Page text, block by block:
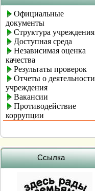
Официальные
документы
Структура учреждения
Доступная среда
Независимая оценка
качества
Результаты проверок
Отчеты о деятельности
учреждения
Вакансии
Противодействие
коррупции
Ссылка